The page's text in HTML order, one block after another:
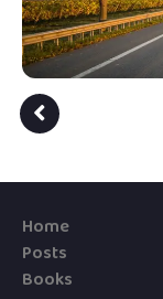
Home
Posts
Books